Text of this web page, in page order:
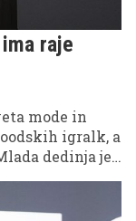
raje
mode in
igralk, a
dedinja je
kjer ji priimek